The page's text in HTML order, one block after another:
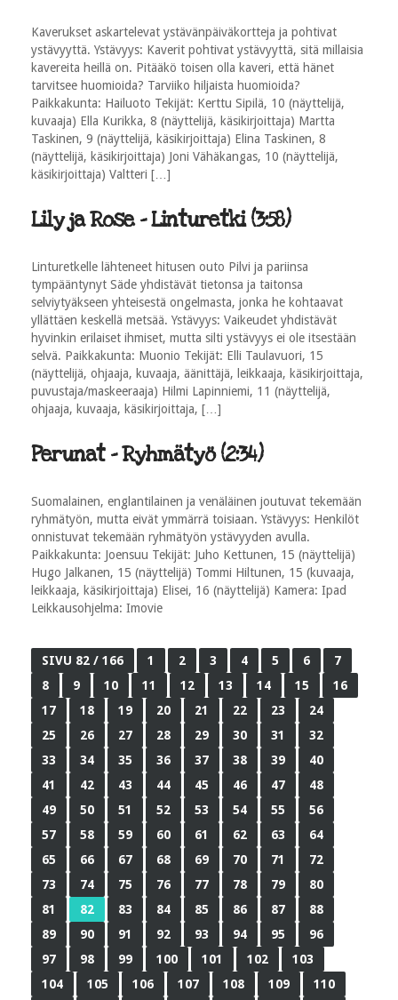
Kaverukset askartelevat ystävänpäiväkortteja ja pohtivat
ystävyyttä. Ystävyys: Kaverit pohtivat ystävyyttä, sitä millaisia
kavereita heillä on. Pitääkö toisen olla kaveri, että hänet
tarvitsee huomioida? Tarviiko hiljaista huomioida?
Paikkakunta: Hailuoto Tekijät: Kerttu Sipilä, 10 (näyttelijä,
kuvaaja) Ella Kurikka, 8 (näyttelijä, käsikirjoittaja) Martta
Taskinen, 9 (näyttelijä, käsikirjoittaja) Elina Taskinen, 8
(näyttelijä, käsikirjoittaja) Joni Vähäkangas, 10 (näyttelijä,
käsikirjoittaja) Valtteri […]
Lily ja Rose - Linturetki (3:58)
Linturetkelle lähteneet hitusen outo Pilvi ja pariinsa
tympääntynyt Säde yhdistävät tietonsa ja taitonsa
selviytyäkseen yhteisestä ongelmasta, jonka he kohtaavat
yllättäen keskellä metsää. Ystävyys: Vaikeudet yhdistävät
hyvinkin erilaiset ihmiset, mutta silti ystävyys ei ole itsestään
selvä. Paikkakunta: Muonio Tekijät: Elli Taulavuori, 15
(näyttelijä, ohjaaja, kuvaaja, äänittäjä, leikkaaja, käsikirjoittaja,
puvustaja/maskeeraaja) Hilmi Lapinniemi, 11 (näyttelijä,
ohjaaja, kuvaaja, käsikirjoittaja, […]
Perunat - Ryhmätyö (2:34)
Suomalainen, englantilainen ja venäläinen joutuvat tekemään
ryhmätyön, mutta eivät ymmärrä toisiaan. Ystävyys: Henkilöt
onnistuvat tekemään ryhmätyön ystävyyden avulla.
Paikkakunta: Joensuu Tekijät: Juho Kettunen, 15 (näyttelijä)
Hugo Jalkanen, 15 (näyttelijä) Tommi Hiltunen, 15 (kuvaaja,
leikkaaja, käsikirjoittaja) Elisei, 16 (näyttelijä) Kamera: Ipad
Leikkausohjelma: Imovie
SIVU 82 / 166 1 2 3 4 5 6
7
8
9 10 11 12 13 14 15
16
17
18 19 20 21 22 23
24
25
26 27 28 29 30 31
32
33
34 35 36 37 38 39
40
41
42 43 44 45 46 47
48
49
50 51 52 53 54 55
56
57
58 59 60 61 62 63
64
65
66 67 68 69 70 71
72
73
74 75 76 77 78 79
80
81
82 83 84 85 86 87
88
89
90 91 92 93 94 95
96
97
98 99 100 101 102
103
104
105 106 107 108 109
110